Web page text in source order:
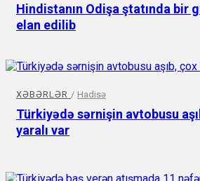
Hindistanın Odişa ştatında bir
elan edilib
XƏBƏRLƏR / Hadisə
Türkiyədə sərnişin avtobusu
yaralı var